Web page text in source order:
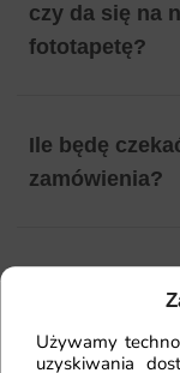
Używamy
uzyskiwania
czy da się na
fototapetę?
Ile będę
zamówienia?